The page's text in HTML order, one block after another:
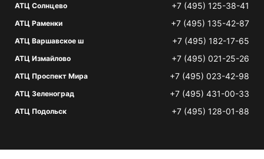
АТЦ Солнцево +7 (495) 125-38-41
АТЦ Раменки +7 (495) 135-42-87
АТЦ Варшавское ш +7 (495) 182-17-65
АТЦ Измайлово +7 (495) 021-25-26
АТЦ Проспект Мира +7 (495) 023-42-98
АТЦ Зеленоград +7 (495) 431-00-33
АТЦ Подольск +7 (495) 128-01-88